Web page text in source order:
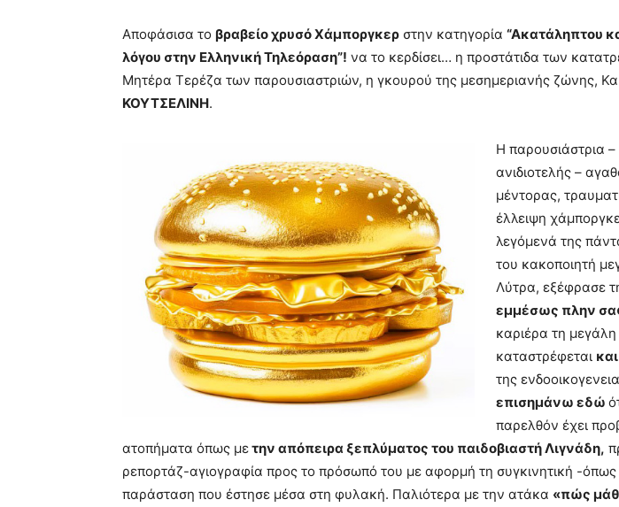
Αποφάσισα το βραβείο χρυσό Χάμποργκερ στην κατηγορία “Ακατάληπτου
λόγου στην Ελληνική Τηλεόραση”! να το κερδίσει… η προστάτιδα των
Μητέρα Τερέζα των παρουσιαστριών, η γκουρού της μεσημεριανής ζώνης, Κα
ΚΟΥΤΣΕΛΙΝΗ.
Η παρουσιάστρια –
ανιδιοτελής –
μέντορας,
έλλειψη
λεγόμενά της
του κακοποιητή
Λύτρα, εξέφρασε
εμμέσως πλην
καριέρα τη
καταστρέφεται
της
επισημάνω εδώ
παρελθόν έχει
ατοπήματα όπως μετην απόπειρα ξεπλύματος του παιδοβιαστή Λιγνάδη,
ρεπορτάζ-αγιογραφία προς το πρόσωπό του με αφορμή τη συγκινητική -
παράσταση που έστησε μέσα στη φυλακή. Παλιότερα με την ατάκα «πώς